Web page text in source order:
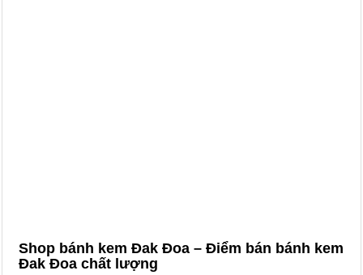
Shop bánh kem Đak Đoa – Điểm bán bánh kem
Đak Đoa chất lượng